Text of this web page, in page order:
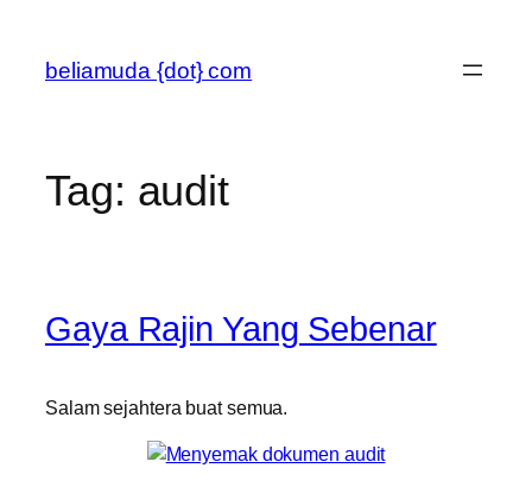
content
beliamuda {dot} com
Tag: audit
Gaya Rajin Yang Sebenar
Salam sejahtera buat semua.